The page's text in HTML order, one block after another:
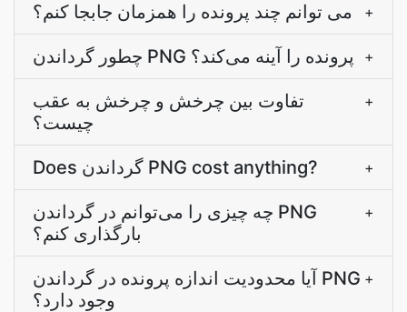
می توانم چند پرونده را همزمان جابجا کنم؟ +
چطور گرداندن PNG پرونده را آینه می‌کند؟ +
تفاوت بین چرخش و چرخش به عقب
چیست؟
+
Does گرداندن PNG cost anything? +
چه چیزی را می‌توانم در گرداندن PNG
بارگذاری کنم؟
+
آیا محدودیت اندازه پرونده در گرداندن PNG
وجود دارد؟
+